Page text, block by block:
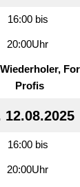
16:00 bis
20:00Uhr
Profis
12.08.2025
16:00 bis
20:00Uhr